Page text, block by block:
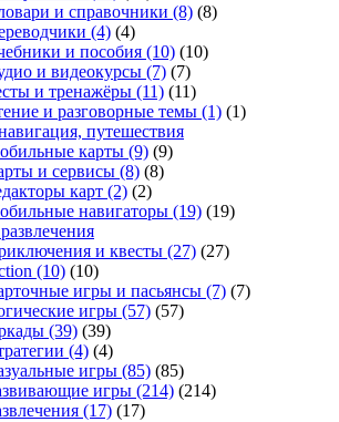
и справочники (8) (8)
(4) (4)
и пособия (10) (10)
и видеокурсы (7) (7)
и тренажёры (11) (11)
и разговорные темы (1) (1)
путешествия
карты (9) (9)
и сервисы (8) (8)
карт (2) (2)
навигаторы (19) (19)
и квесты (27) (27)
(10) (10)
игры и пасьянсы (7) (7)
игры (57) (57)
(39) (39)
(4) (4)
игры (85) (85)
игры (214) (214)
(17) (17)